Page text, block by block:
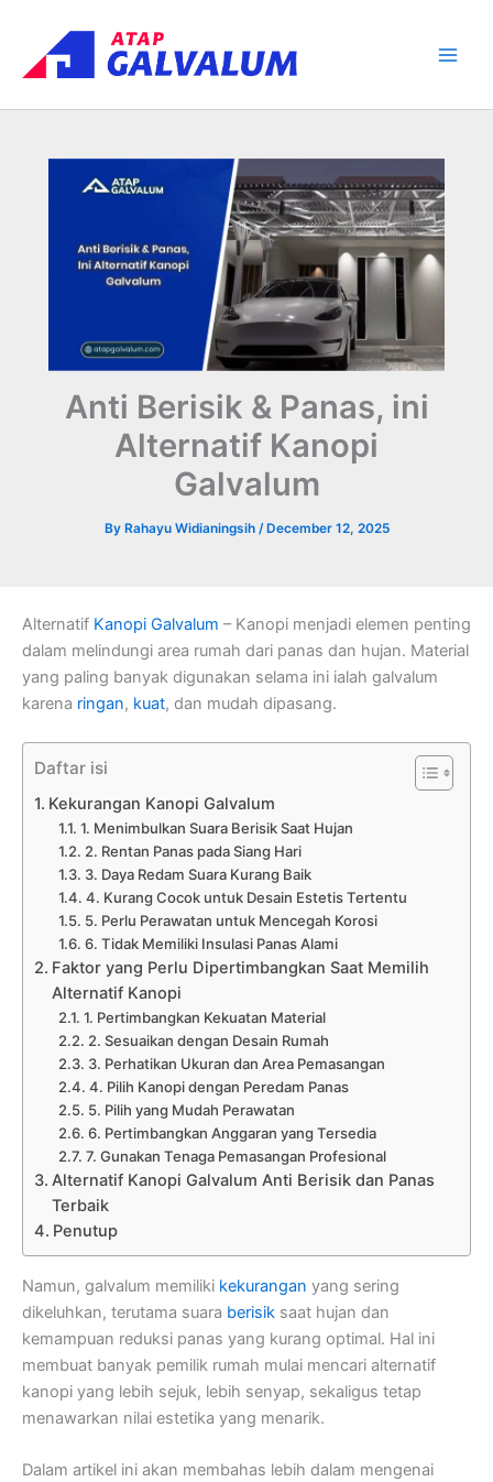
content
Anti Berisik & Panas, ini
Alternatif Kanopi
Galvalum
By Rahayu Widianingsih / December 12, 2025
Alternatif Kanopi Galvalum – Kanopi menjadi elemen penting
dalam melindungi area rumah dari panas dan hujan. Material
yang paling banyak digunakan selama ini ialah galvalum
karena ringan, kuat, dan mudah dipasang.
Daftar isi
Kekurangan Kanopi Galvalum
1. Menimbulkan Suara Berisik Saat Hujan
2. Rentan Panas pada Siang Hari
3. Daya Redam Suara Kurang Baik
4. Kurang Cocok untuk Desain Estetis Tertentu
5. Perlu Perawatan untuk Mencegah Korosi
6. Tidak Memiliki Insulasi Panas Alami
Faktor yang Perlu Dipertimbangkan Saat Memilih
Alternatif Kanopi
1. Pertimbangkan Kekuatan Material
2. Sesuaikan dengan Desain Rumah
3. Perhatikan Ukuran dan Area Pemasangan
4. Pilih Kanopi dengan Peredam Panas
5. Pilih yang Mudah Perawatan
6. Pertimbangkan Anggaran yang Tersedia
7. Gunakan Tenaga Pemasangan Profesional
Alternatif Kanopi Galvalum Anti Berisik dan Panas
Terbaik
Penutup
Namun, galvalum memiliki kekurangan yang sering
dikeluhkan, terutama suara berisik saat hujan dan
kemampuan reduksi panas yang kurang optimal. Hal ini
membuat banyak pemilik rumah mulai mencari alternatif
kanopi yang lebih sejuk, lebih senyap, sekaligus tetap
menawarkan nilai estetika yang menarik.
Dalam artikel ini akan membahas lebih dalam mengenai